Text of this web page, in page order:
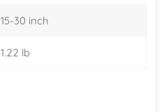
15-30 inch
1.22 lb